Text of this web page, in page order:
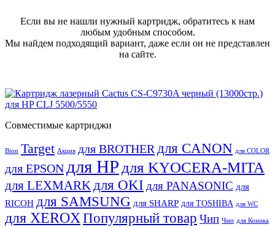
Если вы не нашли нужный картридж, обратитесь к нам
любым удобным способом.
Мы найдем подходящий вариант, даже если он не представлен
на сайте.
Совместимые картриджи
Bion Target Акция для BROTHER для CANON для COLOR
для EPSON для HP для KYOCERA-MITA
для LEXMARK для OKI для PANASONIC для
RICOH для SAMSUNG для SHARP для TOSHIBA для WC
для XEROX Популярный товар Чип Чмп для Коника